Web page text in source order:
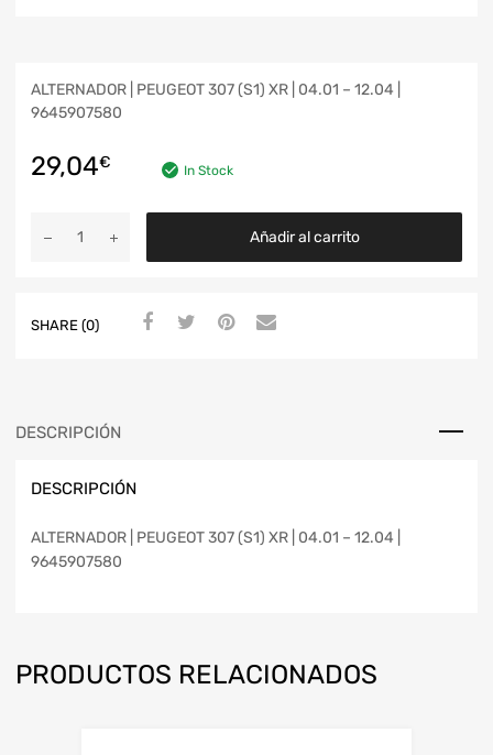
ALTERNADOR | PEUGEOT 307 (S1) XR | 04.01 – 12.04 |
9645907580
29,04€ In Stock
Añadir al carrito
SHARE (0)
DESCRIPCIÓN
DESCRIPCIÓN
ALTERNADOR | PEUGEOT 307 (S1) XR | 04.01 – 12.04 |
9645907580
PRODUCTOS RELACIONADOS